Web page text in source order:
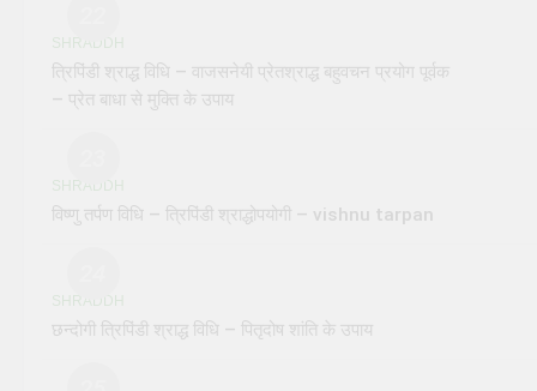
SHRADDH
त्रिपिंडी श्राद्ध विधि – वाजसनेयी प्रेतश्राद्ध बहुवचन प्रयोग पूर्वक
– प्रेत बाधा से मुक्ति के उपाय
SHRADDH
विष्णु तर्पण विधि – त्रिपिंडी श्राद्धोपयोगी – vishnu tarpan
SHRADDH
छन्दोगी त्रिपिंडी श्राद्ध विधि – पितृदोष शांति के उपाय